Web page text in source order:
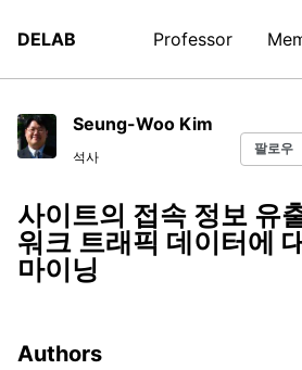
DELAB Professor
Seung-Woo Kim
석사
팔로우
사이트의 접속 정보 유
워크 트래픽 데이터에
마이닝
Authors